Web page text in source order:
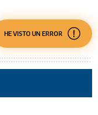
HE VISTO UN ERROR